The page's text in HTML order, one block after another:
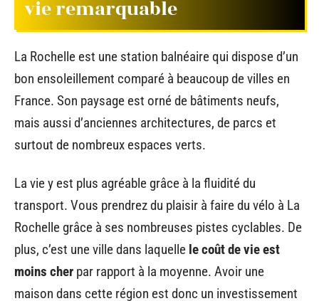
vie remarquable
La Rochelle est une station balnéaire qui dispose d’un
bon ensoleillement comparé à beaucoup de villes en
France. Son paysage est orné de bâtiments neufs,
mais aussi d’anciennes architectures, de parcs et
surtout de nombreux espaces verts.
La vie y est plus agréable grâce à la fluidité du
transport. Vous prendrez du plaisir à faire du vélo à La
Rochelle grâce à ses nombreuses pistes cyclables. De
plus, c’est une ville dans laquelle le coût de vie est
moins cher par rapport à la moyenne. Avoir une
maison dans cette région est donc un investissement